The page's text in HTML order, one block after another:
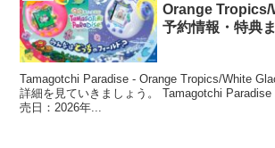
Orange Tropics/
予約情報・特典
Tamagotchi Paradise - Orange Tropics/White
詳細を見ていきましょう。 Tamagotchi
売日：2026年...